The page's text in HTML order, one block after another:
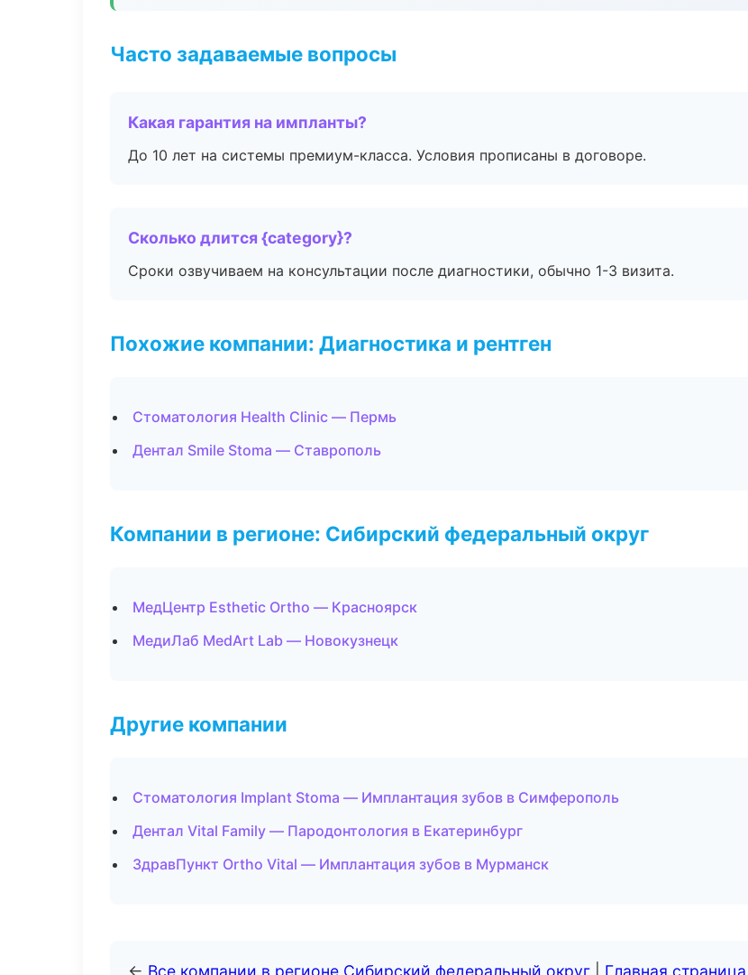
Часто задаваемые вопросы
Какая гарантия на импланты?
До 10 лет на системы премиум-класса. Условия прописаны в договоре.
Сколько длится {category}?
Сроки озвучиваем на консультации после диагностики, обычно 1-3 визита.
Похожие компании: Диагностика и рентген
Стоматология Health Clinic — Пермь
Дентал Smile Stoma — Ставрополь
Компании в регионе: Сибирский федеральный округ
МедЦентр Esthetic Ortho — Красноярск
МедиЛаб MedArt Lab — Новокузнецк
Другие компании
Стоматология Implant Stoma — Имплантация зубов в Симферополь
Дентал Vital Family — Пародонтология в Екатеринбург
ЗдравПункт Ortho Vital — Имплантация зубов в Мурманск
← Все компании в регионе Сибирский федеральный округ Главная страница